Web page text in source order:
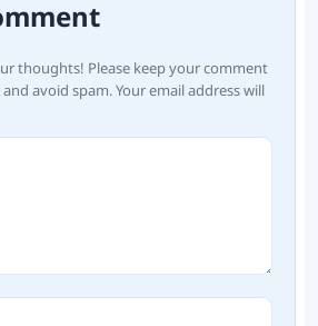
thoughts! Please keep your comment
avoid spam. Your email address will